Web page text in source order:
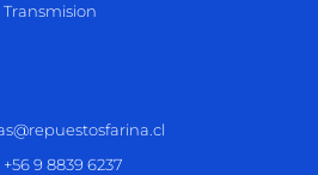
Transmision
+56 9 8839 6237